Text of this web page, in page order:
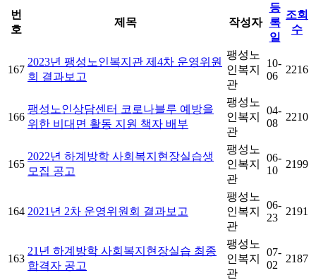
번
호
제목 작성자
등
록
일
조회
수
167
2023년 팽성노인복지관 제4차 운영위원
회 결과보고
팽성노
인복지
관
10-
06
2216
166
팽성노인상담센터 코로나블루 예방을
위한 비대면 활동 지원 책자 배부
팽성노
인복지
관
04-
08
2210
165
2022년 하계방학 사회복지현장실습생
모집 공고
팽성노
인복지
관
06-
10
2199
164 2021년 2차 운영위원회 결과보고
팽성노
인복지
관
06-
23
2191
163
21년 하계방학 사회복지현장실습 최종
합격자 공고
팽성노
인복지
관
07-
02
2187